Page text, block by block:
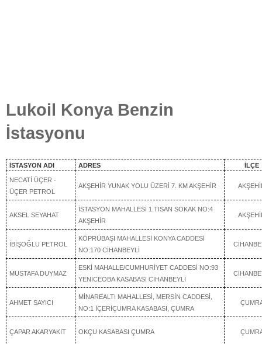
Lukoil Konya Benzin
İstasyonu
İSTASYON ADI ADRES İLÇE
NECATİ ÜÇER -
ÜÇER PETROL
AKŞEHİR YUNAK YOLU ÜZERİ 7. KM AKŞEHİR
AKSEL SEYAHAT
İSTASYON MAHALLESİ 1.TISAN SOKAK NO:4
AKŞEHİR
İBİŞOĞLU PETROL
KÖPRÜBAŞI MAHALLESİ KONYA CADDESİ
NO:170 CİHANBEYLİ
MUSTAFA DUYMAZ
ESKİ MAHALLE/CUMHURİYET CADDESİ NO:93
YENİCEOBA KASABASI CİHANBEYLİ
AHMET SAYICI
MİNAREALTI MAHALLESİ, MERSİN CADDESİ,
NO:1 İÇERİÇUMRA KASABASI, ÇUMRA
ÇAPAR AKARYAKIT OKÇU KASABASI ÇUMRA